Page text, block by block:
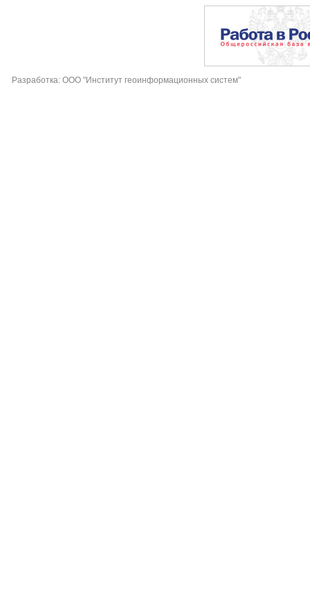
Разработка: ООО "Институт геоинформационных систем"